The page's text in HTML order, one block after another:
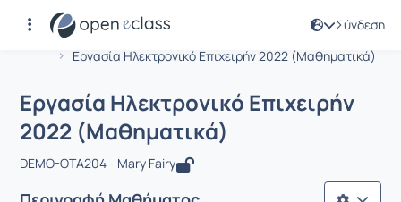
Σύνδεση
Αρχική Σελίδα
Εργασία Ηλεκτρονικό Επιχειρήν 2022 (Μαθηματικά)
Μάθημα : Εργασία Ηλεκτρονικό
Εργασία Ηλεκτρονικό Επιχειρήν
2022 (Μαθηματικά)
DEMO-OTA204 - Mary Fairy